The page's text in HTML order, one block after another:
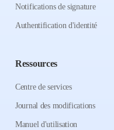
Notifications de signature
Authentification d'identité
Ressources
Centre de services
Journal des modifications
Manuel d'utilisation